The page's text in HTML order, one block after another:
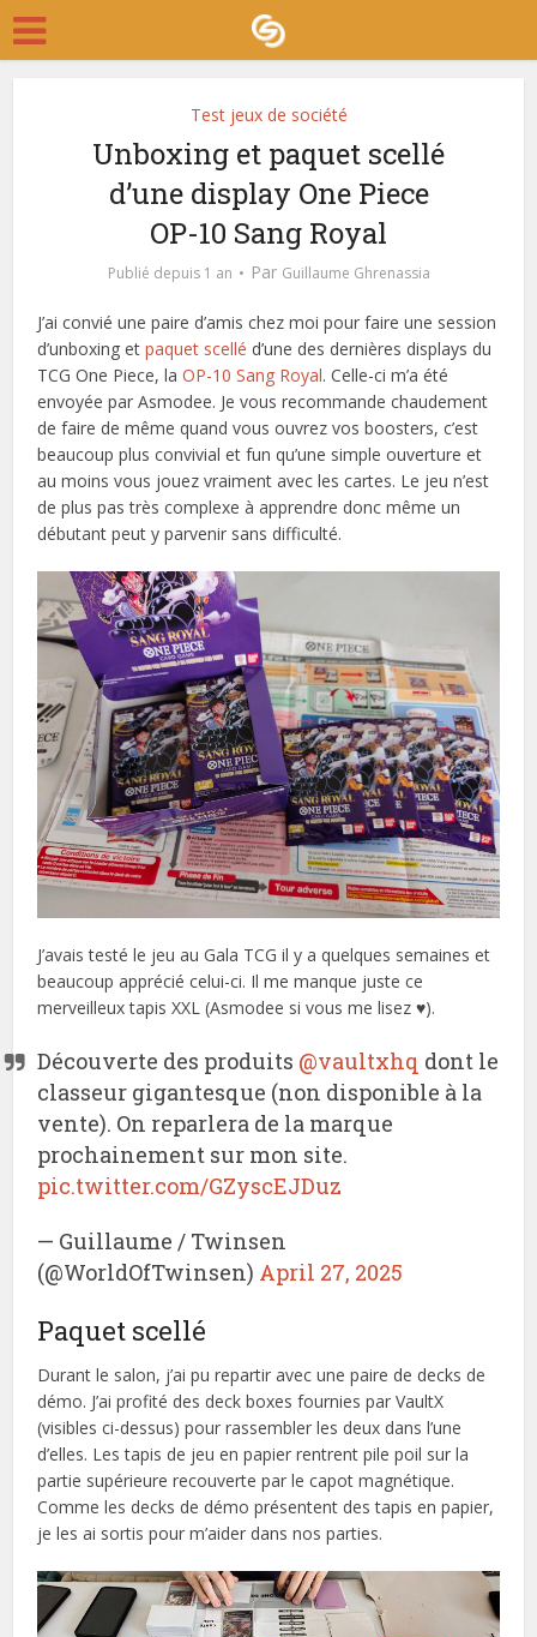
Test jeux de société
Unboxing et paquet scellé
d’une display One Piece
OP-10 Sang Royal
Publié depuis 1 an Par Guillaume Ghrenassia
J’ai convié une paire d’amis chez moi pour faire une session
d’unboxing etpaquet scellé d’une des dernières displays du
TCG One Piece, la OP-10 Sang Royal. Celle-ci m’a été
envoyée par Asmodee. Je vous recommande chaudement
de faire de même quand vous ouvrez vos boosters, c’est
beaucoup plus convivial et fun qu’une simple ouverture et
au moins vous jouez vraiment avec les cartes. Le jeu n’est
de plus pas très complexe à apprendre donc même un
débutant peut y parvenir sans difficulté.
J’avais testé le jeu au Gala TCG il y a quelques semaines et
beaucoup apprécié celui-ci. Il me manque juste ce
merveilleux tapis XXL (Asmodee si vous me lisez ♥).
Découverte des produits @vaultxhq dont le
classeur gigantesque (non disponible à la
vente). On reparlera de la marque
prochainement sur mon site.
pic.twitter.com/GZyscEJDuz
— Guillaume / Twinsen
(@WorldOfTwinsen) April 27, 2025
Paquet scellé
Durant le salon, j’ai pu repartir avec une paire de decks de
démo. J’ai profité des deck boxes fournies par VaultX
(visibles ci-dessus) pour rassembler les deux dans l’une
d’elles. Les tapis de jeu en papier rentrent pile poil sur la
partie supérieure recouverte par le capot magnétique.
Comme les decks de démo présentent des tapis en papier,
je les ai sortis pour m’aider dans nos parties.